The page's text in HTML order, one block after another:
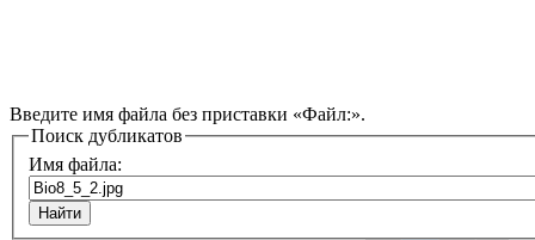
Введите имя файла без приставки «Файл:».
Поиск дубликатов
Имя файла: